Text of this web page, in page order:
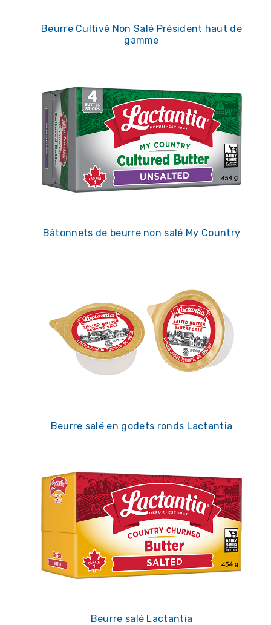
Beurre Cultivé Non Salé Président haut de
gamme
Bâtonnets de beurre non salé My Country
Beurre salé en godets ronds Lactantia
Beurre salé Lactantia